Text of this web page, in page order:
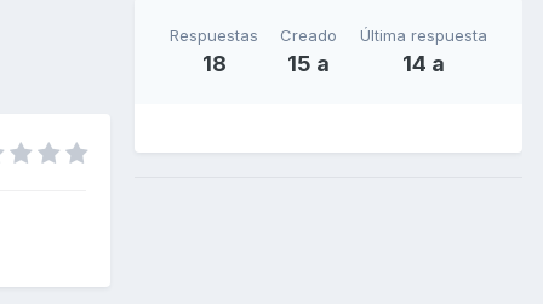
Respuestas
18
Creado
15 a
Última respuesta
14 a